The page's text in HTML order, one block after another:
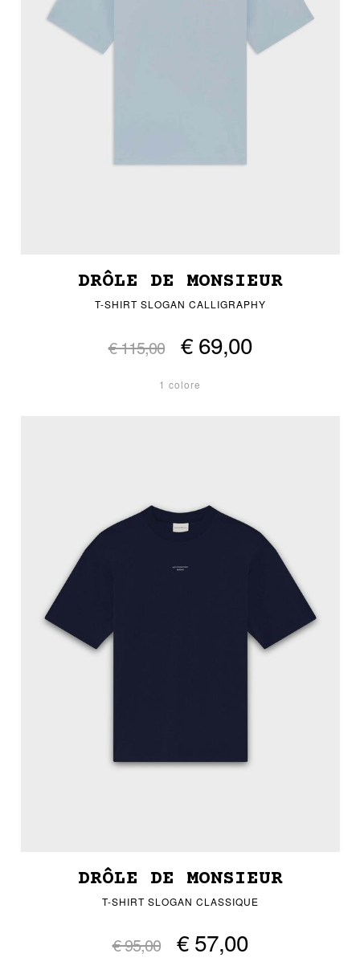
DRÔLE DE MONSIEUR
T-SHIRT SLOGAN CALLIGRAPHY
€ 115,00 € 69,00
1 colore
DRÔLE DE MONSIEUR
T-SHIRT SLOGAN CLASSIQUE
€ 95,00 € 57,00